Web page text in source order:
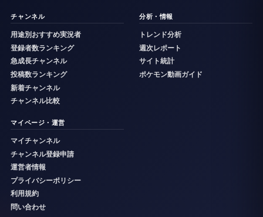
チャンネル
用途別おすすめ実況者
登録者数ランキング
急成長チャンネル
投稿数ランキング
新着チャンネル
チャンネル比較
分析・情報
トレンド分析
週次レポート
サイト統計
ポケモン動画ガイド
マイページ・運営
マイチャンネル
チャンネル登録申請
運営者情報
プライバシーポリシー
利用規約
問い合わせ